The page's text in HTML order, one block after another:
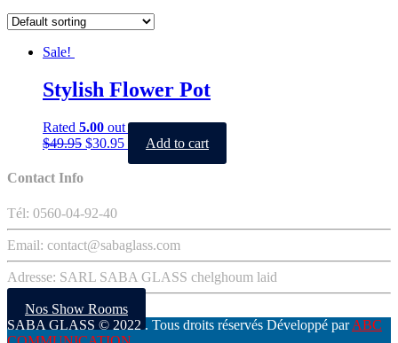
Sale!
Stylish Flower Pot
Rated 5.00 out of 5
$49.95 $30.95 Add to cart
Contact Info
Tél: 0560-04-92-40
Email: contact@sabaglass.com
Adresse: SARL SABA GLASS chelghoum laid
Nos Show Rooms
SABA GLASS © 2022 . Tous droits réservés Développé parABC